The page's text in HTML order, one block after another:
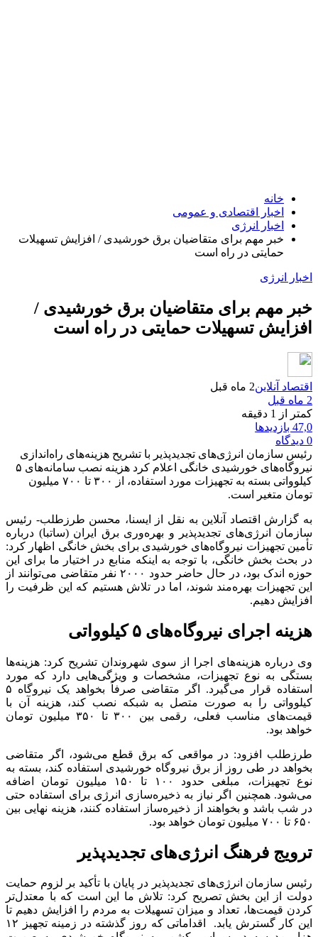
خانه
اخبار اقتصادی و عمومی
اخبار انرژی
خبر مهم برای متقاضیان برق خورشیدی / افزایش تسهیلات
حمایتی در راه است
اخبار انرژی
خبر مهم برای متقاضیان برق خورشیدی /
افزایش تسهیلات حمایتی در راه است
اقتصاد آنلاین2 ماه قبل
2 ماه قبل
کمتر از 1 دقیقه
47,0 بازدیدها
0 دیدگاه
رئیس سازمان انرژی‌های تجدیدپذیر با تشریح هزینه‌های راه‌اندازی
نیروگاه‌های خورشیدی خانگی اعلام کرد هزینه نصب سامانه‌های ۵
کیلوواتی بسته به تجهیزات مورد استفاده، از ۳۰۰ تا ۷۰۰ میلیون
تومان متغیر است.
به گزارش اقتصاد آنلاین به نقل از ایسنا، محسن طرزطلب- رئیس
سازمان انرژی‌های تجدیدپذیر و بهره‌وری برق ایران (ساتبا) درباره
تأمین تجهیزات نیروگاه‌های خورشیدی برای بخش خانگی اظهار کرد:
در بحث بخش خانگی، با توجه به اینکه منابع در اختیار ما برای این
حوزه اندک بود، در حال حاضر حدود ۲۰۰۰ نفر متقاضی می‌توانند از
این تجهیزات بهره‌مند شوند، اما در تلاش هستیم که این ظرفیت را
افزایش دهیم.
هزینه اجرای نیروگاه‌های ۵ کیلوواتی
وی درباره هزینه‌های اجرا از سوی شهروندان تشریح کرد: هزینه‌ها
بستگی به نوع تجهیزات، مشخصات و ویژگی‌هایی دارد که مورد
استفاده قرار می‌گیرد. اگر متقاضی صرفاً بخواهد یک نیروگاه ۵
کیلوواتی را به صورت متصل به شبکه نصب کند، هزینه آن با
قیمت‌های مناسب فعلی، رقمی بین ۳۰۰ تا ۳۵۰ میلیون تومان
خواهد بود.
طرزطلب افزود: در مواقعی که برق قطع می‌شود، اگر متقاضی
بخواهد در طی روز از برق نیروگاه خورشیدی استفاده کند، بسته به
نوع تجهیزات، مبلغی حدود ۱۰۰ تا ۱۵۰ میلیون تومان اضافه
می‌شود. همچنین اگر نیاز به ذخیره‌سازی انرژی برای استفاده حتی
در شب باشد و بخواهند از ذخیره‌ساز استفاده کنند، هزینه نهایی بین
۶۵۰ تا ۷۰۰ میلیون تومان خواهد بود.
ترویج فرهنگ انرژی‌های تجدیدپذیر
رئیس سازمان انرژی‌های تجدیدپذیر در پایان با تأکید بر لزوم حمایت
دولت از این بخش تصریح کرد: تلاش ما این است که با معتدل‌تر
کردن قیمت‌ها، تعداد و میزان تسهیلات به مردم را افزایش دهیم تا
این کار گسترش یابد. اقداماتی که روز گذشته در زمینه تجهیز ۱۲